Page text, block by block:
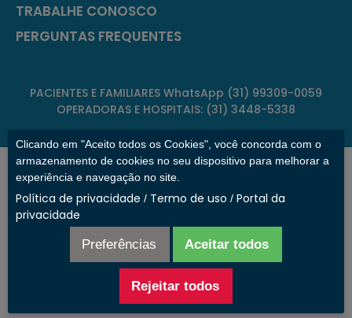
Clicando em "Aceito todos os Cookies", você concorda com o
armazenamento de cookies no seu dispositivo para melhorar a
experiência e navegação no site.
Política de privacidade / Termo de uso / Portal da
privacidade
Preferências Aceitar todos
Rejeitar todos
TRABALHE CONOSCO
PERGUNTAS FREQUENTES
PACIENTES E FAMILIARES WhatsApp (31) 99309-0059
OPERADORAS E HOSPITAIS: (31) 3448-5338
CLÍNICA DE TRANSIÇÃO PAULO DE TARSO
Rua Estoril, 207, São Francisco
Razão Social: Rede Paulo de Tarso
CNPJ Clínica de Transição Paulo de Tarso: 17.226.044/0001-
CNPJ Clínica de Transição Suntor: 17.226.044/0005-60